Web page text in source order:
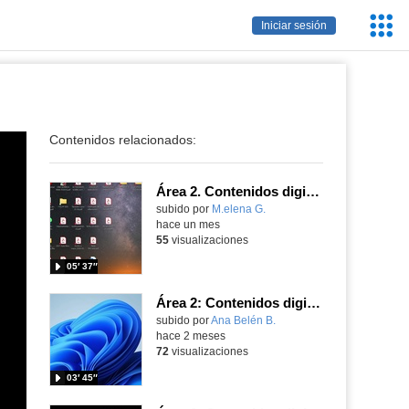
Iniciar sesión
Contenidos relacionados:
Área 2. Contenidos digitales
Contenido educativo.
subido por M.elena G.
05′ 37″
hace un mes
55visualizaciones
Área 2: Contenidos digitales
Contenido educativo.
subido porAna Belén B.
03′ 45″
hace 2 meses
72 visualizaciones